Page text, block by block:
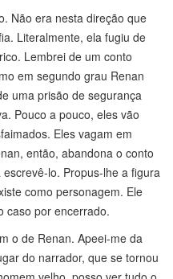
Não era nesta direção que
Literalmente, ela fugiu de
Lembrei de um conto
em segundo grau Renan
uma prisão de segurança
Pouco a pouco, eles vão
Eles vagam em
então, abandona o conto
lo. Propus-lhe a figura
como personagem. Ele
caso por encerrado.
o de Renan. Apeei-me da
do narrador, que se tornou